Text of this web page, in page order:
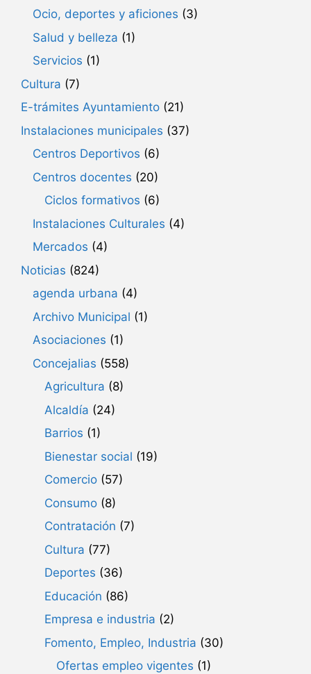
Ocio, deportes y aficiones (3)
Salud y belleza (1)
Servicios (1)
Cultura (7)
E-trámites Ayuntamiento (21)
Instalaciones municipales (37)
Centros Deportivos (6)
Centros docentes (20)
Ciclos formativos (6)
Instalaciones Culturales (4)
Mercados (4)
Noticias (824)
agenda urbana (4)
Archivo Municipal (1)
Asociaciones (1)
Concejalias (558)
Agricultura (8)
Alcaldía (24)
Barrios (1)
Bienestar social (19)
Comercio (57)
Consumo (8)
Contratación (7)
Cultura (77)
Deportes (36)
Educación (86)
Empresa e industria (2)
Fomento, Empleo, Industria (30)
Ofertas empleo vigentes (1)